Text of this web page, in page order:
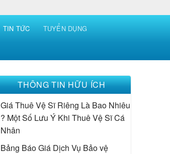
TIN TỨC
TUYỂN DỤNG
THÔNG TIN HỮU ÍCH
Giá Thuê Vệ Sĩ Riêng Là Bao Nhiêu
? Một Số Lưu Ý Khi Thuê Vệ Sĩ Cá
Nhân
Bảng Báo Giá Dịch Vụ Bảo vệ